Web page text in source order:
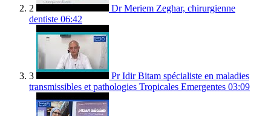
2
Dr Meriem Zeghar, chirurgienne
dentiste 06:42
3
Pr Idir Bitam spécialiste en maladies
transmissibles et pathologies Tropicales Emergentes 03:09